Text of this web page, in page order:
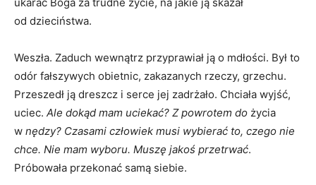
od dzieciństwa.
Weszła. Zaduch wewnątrz przyprawiał ją o mdłości. Był to
odór fałszywych obietnic, zakazanych rzeczy, grzechu.
Przeszedł ją dreszcz i serce jej zadrżało. Chciała wyjść,
uciec. Ale dokąd mam uciekać? Z powrotem do życia
w nędzy? Czasami człowiek musi wybierać to, czego nie
chce. Nie mam wyboru. Muszę jakoś przetrwać.
Próbowała przekonać samą siebie.